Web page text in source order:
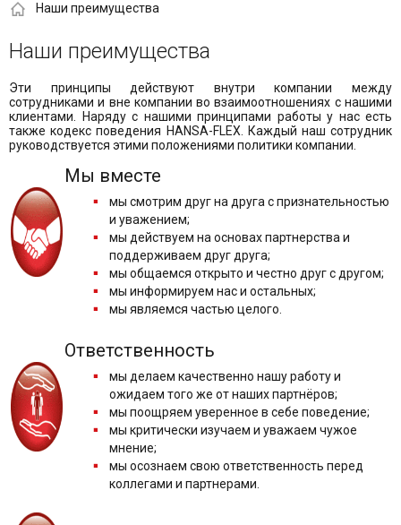
Наши преимущества
Наши преимущества
Эти принципы действуют внутри компании между
сотрудниками и вне компании во взаимоотношениях с нашими
клиентами. Наряду с нашими принципами работы у нас есть
также кодекс поведения HANSA-FLEX. Каждый наш сотрудник
руководствуется этими положениями политики компании.
Мы вместе
мы смотрим друг на друга с признательностью
и уважением;
мы действуем на основах партнерства и
поддерживаем друг друга;
мы общаемся открыто и честно друг с другом;
мы информируем нас и остальных;
мы являемся частью целого.
Ответственность
мы делаем качественно нашу работу и
ожидаем того же от наших партнёров;
мы поощряем уверенное в себе поведение;
мы критически изучаем и уважаем чужое
мнение;
мы осознаем свою ответственность перед
коллегами и партнерами.